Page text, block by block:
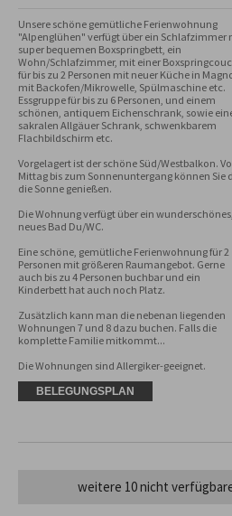
Unsere schöne gemütliche Ferienwohnung
"Alpenglühen" verfügt über ein Schlafzimmer
super bequemen Boxspringbett, ein
Wohn/Schlafzimmer, mit einer
für bis zu 2 Personen mit neuer Küche in
mit Backofen/Mikrowelle, Spülmaschine etc.
Essgruppe für bis zu 6 Personen, und einem
schönen, antiquem Eichenschrank, sowie
sakralen Allgäuer Schrank, schwenkbarem
Flachbildschirm etc.
Vorgelagert ist der schöne Süd/Westbalkon.
Mittag bis zum Sonnenuntergang können Sie
die Sonne genießen.
Die Wohnung verfügt über ein wunderschönes,
neues Bad Du/WC.
Eine schöne, gemütliche Ferienwohnung für 2
Personen mit größeren Raumangebot. Gerne
auch bis zu 4 Personen buchbar und ein
Kinderbett hat auch noch Platz.
Zusätzlich kann man die nebenan liegenden
Wohnungen 7 und 8 dazu buchen. Falls die
komplette Familie mitkommt...
Die Wohnungen sind Allergiker-geeignet.
BELEGUNGSPLAN
weitere 10 nicht